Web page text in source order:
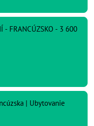
- FRANCÚZSKO - 3 600
| Ubytovanie